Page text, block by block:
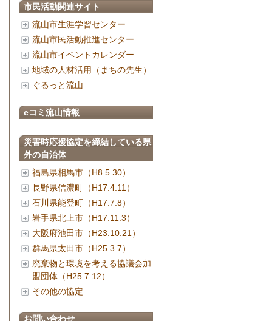
市民活動関連サイト
流山市生涯学習センター
流山市民活動推進センター
流山市イベントカレンダー
地域の人材活用（まちの先生）
ぐるっと流山
eコミ流山情報
災害時応援協定を締結している県
外の自治体
福島県相馬市（H8.5.30）
長野県信濃町（H17.4.11）
石川県能登町（H17.7.8）
岩手県北上市（H17.11.3）
大阪府池田市（H23.10.21）
群馬県太田市（H25.3.7）
廃棄物と環境を考える協議会加
盟団体（H25.7.12）
その他の協定
お問い合わせ